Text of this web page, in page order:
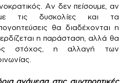
Αν δεν πείσουμε, αν
τις δυσκολίες και τα
θα διαδέχονται η
η παράσταση, αλλά θα
στόχος, η αλλαγή των
ανάμεσα στις συντηρητικές